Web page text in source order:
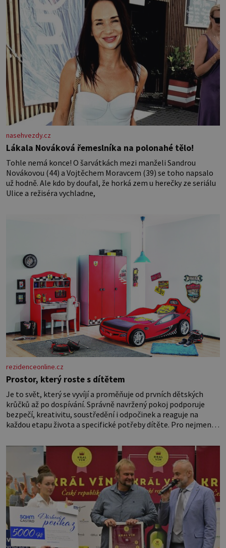
nasehvezdy.cz
Lákala Nováková řemeslníka na polonahé tělo!
Tohle nemá konce! O šarvátkách mezi manželi Sandrou
Novákovou (44) a Vojtěchem Moravcem (39) se toho napsalo
už hodně. Ale kdo by doufal, že horká zem u herečky ze seriálu
Ulice a režiséra vychladne,
rezidenceonline.cz
Prostor, který roste s dítětem
Je to svět, který se vyvíjí a proměňuje od prvních dětských
krůčků až po dospívání. Správně navržený pokoj podporuje
bezpečí, kreativitu, soustředění i odpočinek a reaguje na
každou etapu života a specifické potřeby dítěte. Pro nejmenší
miminka měl působit především klidně a útulně. Předškolní